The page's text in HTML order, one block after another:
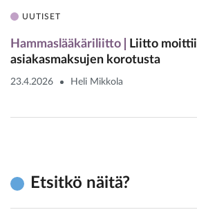
UUTISET
Hammaslääkäriliitto
Liitto moittii
asiakasmaksujen korotusta
23.4.2026 Heli Mikkola
Etsitkö näitä?